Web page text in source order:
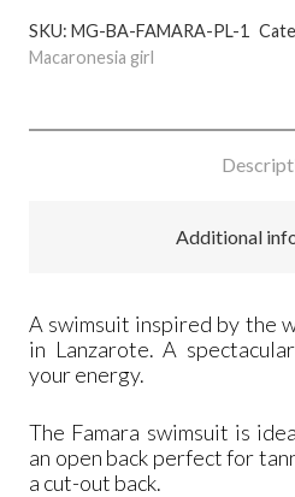
palmeras
SKU: MG-BA-FAMARA-PL-1
Macaronesia girl
Additional
A swimsuit inspired by the
in Lanzarote. A
your energy.
The Famara swimsuit is
an open back perfect for
a cut-out back.